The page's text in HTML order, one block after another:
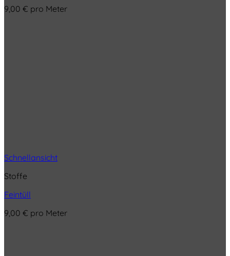
9,00 € pro Meter
Schnellansicht
Stoffe
Feintüll
9,00 € pro Meter